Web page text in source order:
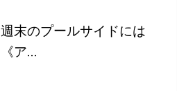
週末のプールサイドには
《ア...